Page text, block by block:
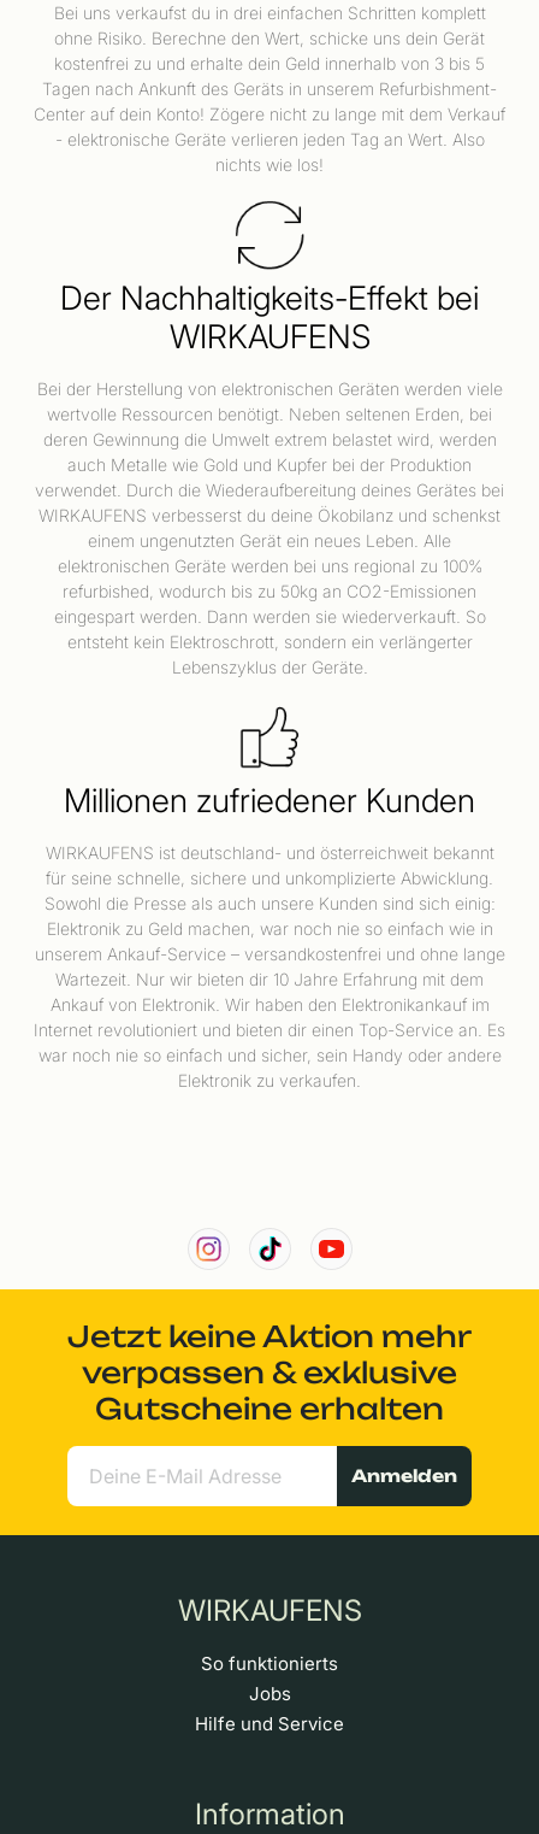
Bei uns verkaufst du in drei einfachen Schritten komplett
ohne Risiko. Berechne den Wert, schicke uns dein Gerät
kostenfrei zu und erhalte dein Geld innerhalb von 3 bis 5
Tagen nach Ankunft des Geräts in unserem Refurbishment-
Center auf dein Konto! Zögere nicht zu lange mit dem Verkauf
- elektronische Geräte verlieren jeden Tag an Wert. Also
nichts wie los!
Der Nachhaltigkeits-Effekt bei
WIRKAUFENS
Bei der Herstellung von elektronischen Geräten werden viele
wertvolle Ressourcen benötigt. Neben seltenen Erden, bei
deren Gewinnung die Umwelt extrem belastet wird, werden
auch Metalle wie Gold und Kupfer bei der Produktion
verwendet. Durch die Wiederaufbereitung deines Gerätes bei
WIRKAUFENS verbesserst du deine Ökobilanz und schenkst
einem ungenutzten Gerät ein neues Leben. Alle
elektronischen Geräte werden bei uns regional zu 100%
refurbished, wodurch bis zu 50kg an CO2-Emissionen
eingespart werden. Dann werden sie wiederverkauft. So
entsteht kein Elektroschrott, sondern ein verlängerter
Lebenszyklus der Geräte.
Millionen zufriedener Kunden
WIRKAUFENS ist deutschland- und österreichweit bekannt
für seine schnelle, sichere und unkomplizierte Abwicklung.
Sowohl die Presse als auch unsere Kunden sind sich einig:
Elektronik zu Geld machen, war noch nie so einfach wie in
unserem Ankauf-Service – versandkostenfrei und ohne lange
Wartezeit. Nur wir bieten dir 10 Jahre Erfahrung mit dem
Ankauf von Elektronik. Wir haben den Elektronikankauf im
Internet revolutioniert und bieten dir einen Top-Service an. Es
war noch nie so einfach und sicher, sein Handy oder andere
Elektronik zu verkaufen.
Jetzt keine Aktion mehr
verpassen & exklusive
Gutscheine erhalten
Anmelden
WIRKAUFENS
So funktionierts
Jobs
Hilfe und Service
Information